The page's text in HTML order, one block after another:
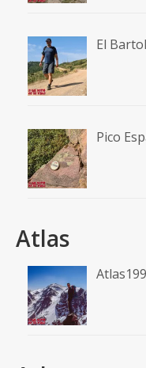
El
Pico
Atlas